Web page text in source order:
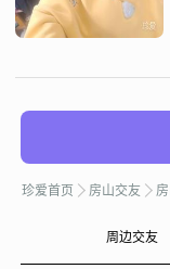
珍爱首页 房山交友
周边交友